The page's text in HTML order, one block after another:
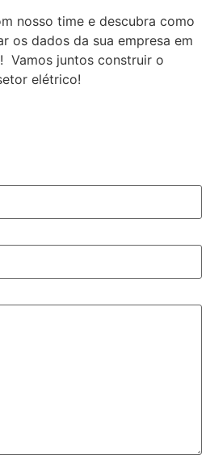
nosso time e descubra como
os dados da sua empresa em
Vamos juntos construir o
elétrico!